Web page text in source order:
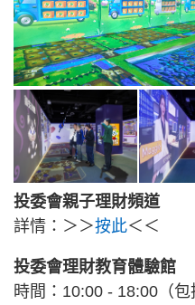
投委會親子理財頻道
詳情：＞＞按此＜＜
投委會理財教育體驗館
時間：10:00 - 18:00（